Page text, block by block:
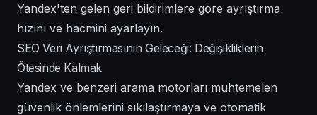
Yandex'ten gelen geri bildirimlere göre ayrıştırma
hızını ve hacmini ayarlayın.
SEO Veri Ayrıştırmasının Geleceği: Değişikliklerin
Ötesinde Kalmak
Yandex ve benzeri arama motorları muhtemelen
güvenlik önlemlerini sıkılaştırmaya ve otomatik